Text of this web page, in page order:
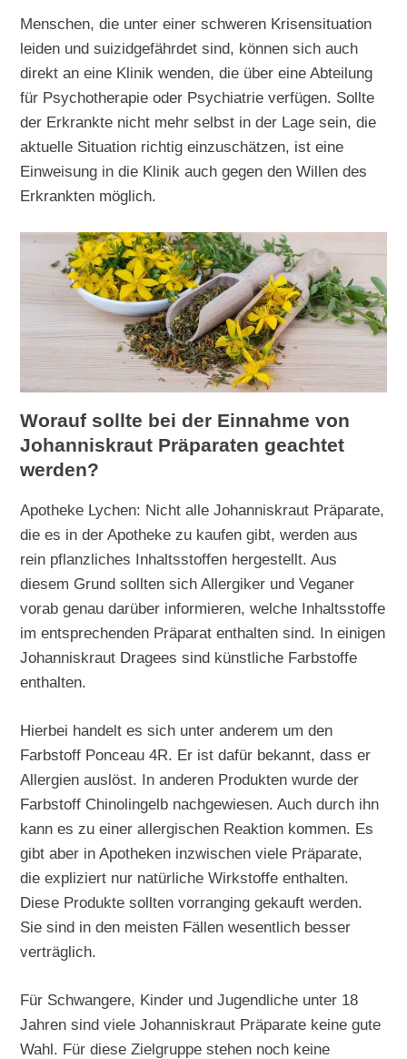
Menschen, die unter einer schweren Krisensituation
leiden und suizidgefährdet sind, können sich auch
direkt an eine Klinik wenden, die über eine Abteilung
für Psychotherapie oder Psychiatrie verfügen. Sollte
der Erkrankte nicht mehr selbst in der Lage sein, die
aktuelle Situation richtig einzuschätzen, ist eine
Einweisung in die Klinik auch gegen den Willen des
Erkrankten möglich.
Worauf sollte bei der Einnahme von
Johanniskraut Präparaten geachtet
werden?
Apotheke Lychen: Nicht alle Johanniskraut Präparate,
die es in der Apotheke zu kaufen gibt, werden aus
rein pflanzliches Inhaltsstoffen hergestellt. Aus
diesem Grund sollten sich Allergiker und Veganer
vorab genau darüber informieren, welche Inhaltsstoffe
im entsprechenden Präparat enthalten sind. In einigen
Johanniskraut Dragees sind künstliche Farbstoffe
enthalten.
Hierbei handelt es sich unter anderem um den
Farbstoff Ponceau 4R. Er ist dafür bekannt, dass er
Allergien auslöst. In anderen Produkten wurde der
Farbstoff Chinolingelb nachgewiesen. Auch durch ihn
kann es zu einer allergischen Reaktion kommen. Es
gibt aber in Apotheken inzwischen viele Präparate,
die expliziert nur natürliche Wirkstoffe enthalten.
Diese Produkte sollten vorranging gekauft werden.
Sie sind in den meisten Fällen wesentlich besser
verträglich.
Für Schwangere, Kinder und Jugendliche unter 18
Jahren sind viele Johanniskraut Präparate keine gute
Wahl. Für diese Zielgruppe stehen noch keine